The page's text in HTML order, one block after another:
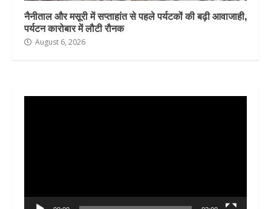
नैनीताल और मसूरी में सप्ताहांत से पहले पर्यटकों की बढ़ी आवाजाही,
पर्यटन कारोबार में लौटी रौनक
August 6, 2026